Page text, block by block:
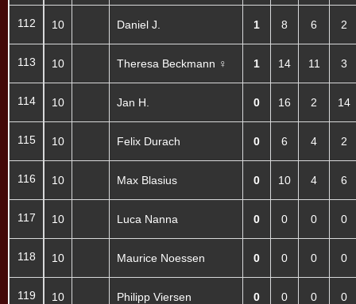
112
113
114
115
116
117
118
119
10 Daniel J. 1 8 6 2
10 Theresa Beckmann ♀ 1 14 11 3
10 Jan H. 0 16 2 14
10 Felix Durach 0 6 4 2
10 Max Blasius 0 10 4 6
10 Luca Nanna 0 0 0 0
10 Maurice Noessen 0 0 0 0
10 Philipp Viersen 0 0 0 0